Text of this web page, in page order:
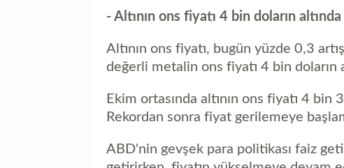
- Altının ons fiyatı 4 bin doların
Altının ons fiyatı, bugün yüzde 0,3
değerli metalin ons fiyatı 4 bin doların
Ekim ortasında altının ons fiyatı 4 bin
Rekordan sonra fiyat gerilemeye
ABD'nin gevşek para politikası faiz